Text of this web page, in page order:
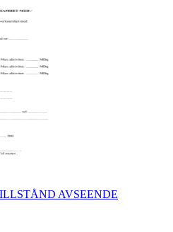
AVSEENDE